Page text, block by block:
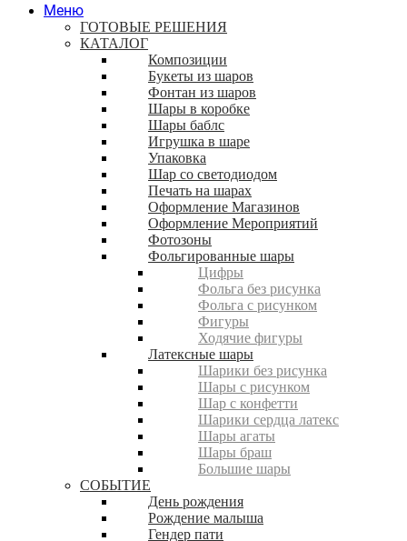
Меню
ГОТОВЫЕ РЕШЕНИЯ
КАТАЛОГ
Композиции
Букеты из шаров
Фонтан из шаров
Шары в коробке
Шары баблс
Игрушка в шаре
Упаковка
Шар со светодиодом
Печать на шарах
Оформление Магазинов
Оформление Мероприятий
Фотозоны
Фольгированные шары
Цифры
Фольга без рисунка
Фольга с рисунком
Фигуры
Ходячие фигуры
Латексные шары
Шарики без рисунка
Шары с рисунком
Шар с конфетти
Шарики сердца латекс
Шары агаты
Шары браш
Большие шары
СОБЫТИЕ
День рождения
Рождение малыша
Гендер пати